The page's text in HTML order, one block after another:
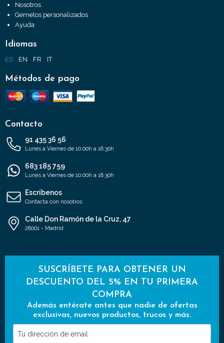
Nosotros
Gemelos personalizados
Ayuda
Idiomas
ES EN FR IT
Métodos de pago
Contacto
91 435 36 56
Lunes a Viernes de 10:00h a 18:30h
683 185 759
Lunes a Viernes de 10:00h a 18:30h
Escríbenos
Contacta con nosotros
Calle Don Ramón de la Cruz, 47
28001 - Madrid
SUSCRÍBETE PARA OBTENER UN
DESCUENTO DEL 5% EN TU PRIMERA
COMPRA
Además entérate antes que nadie de ofertas
exclusivas, nuevos productos, trucos y más.
Tu